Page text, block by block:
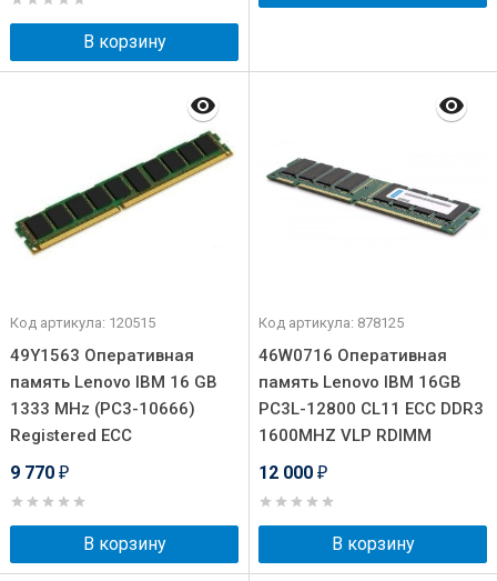
В корзину
Код артикула: 120515
49Y1563 Оперативная
память Lenovo IBM 16 GB
1333 MHz (PC3-10666)
Registered ECC
9 770 ₽
В корзину
Код артикула: 878125
46W0716 Оперативная
память Lenovo IBM 16GB
PC3L-12800 CL11 ECC DDR3
1600MHZ VLP RDIMM
12 000 ₽
В корзину